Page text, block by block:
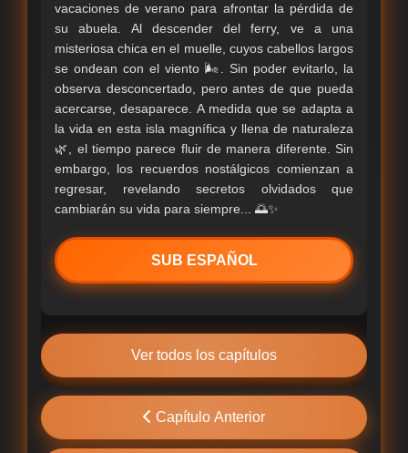
vacaciones de verano para afrontar la pérdida de
su abuela. Al descender del ferry, ve a una
misteriosa chica en el muelle, cuyos cabellos largos
se ondean con el viento 🌬️. Sin poder evitarlo, la
observa desconcertado, pero antes de que pueda
acercarse, desaparece. A medida que se adapta a
la vida en esta isla magnífica y llena de naturaleza
🌿, el tiempo parece fluir de manera diferente. Sin
embargo, los recuerdos nostálgicos comienzan a
regresar, revelando secretos olvidados que
cambiarán su vida para siempre... 🌅✨
SUB ESPAÑOL
Ver todos los capítulos
Capítulo Anterior